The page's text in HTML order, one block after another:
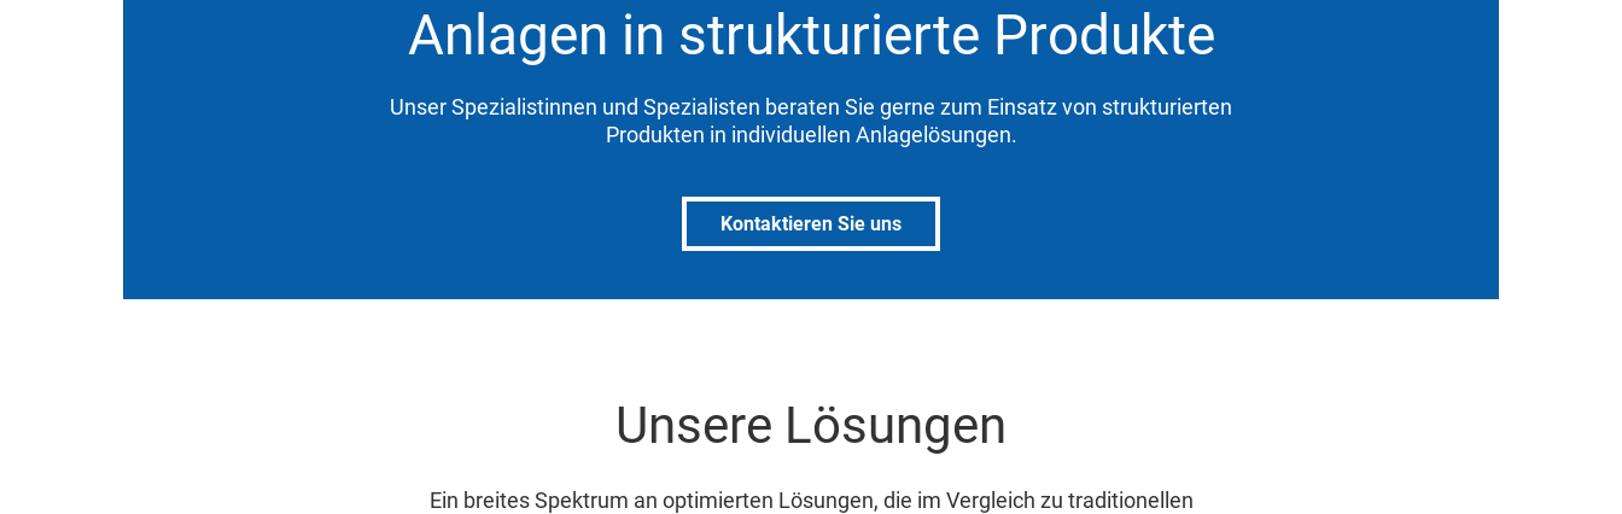
Anlagen in strukturierte Produkte
Unser Spezialistinnen und Spezialisten beraten Sie gerne zum Einsatz von strukturierten
Produkten in individuellen Anlagelösungen.
Kontaktieren Sie uns
Unsere Lösungen
Ein breites Spektrum an optimierten Lösungen, die im Vergleich zu traditionellen